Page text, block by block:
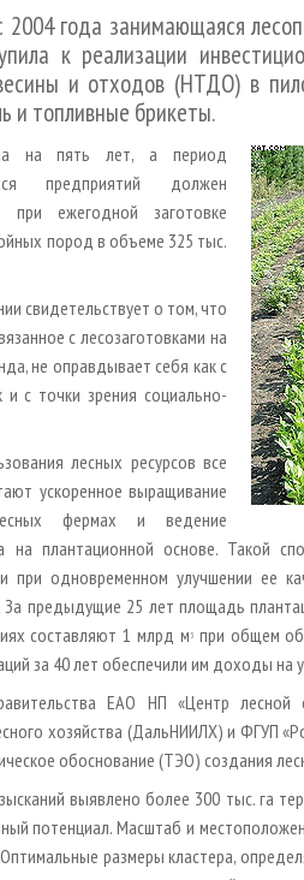
года занимающаяся
к реализации
и отходов (НТДО) в
и топливные брикеты.
на пять лет, а период
предприятий должен
ежегодной заготовке
пород в объеме 325 тыс.
свидетельствует о том, что
с лесозаготовками на
не оправдывает себя как с
и с точки зрения социально­
лесных ресурсов все
ускоренное выращивание
фермах и ведение
на плантационной основе. Такой
при одновременном улучшении ее
предыдущие 25 лет площадь
составляют 1 млрд м 3при общем
за 40 лет обеспечили им доходы на
ЕАО НП «Центр лесной
хозяйства (ДальНИИЛХ) и ФГУП
обоснование (ТЭО) создания
выявлено более 300 тыс. га
потенциал. Масштаб и
размеры кластера,